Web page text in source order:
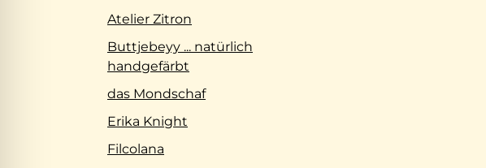
Atelier Zitron
Buttjebeyy ... natürlich
handgefärbt
das Mondschaf
Erika Knight
Filcolana